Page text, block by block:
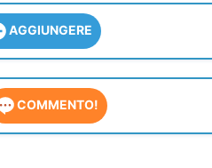
AGGIUNGERE
COMMENTO!